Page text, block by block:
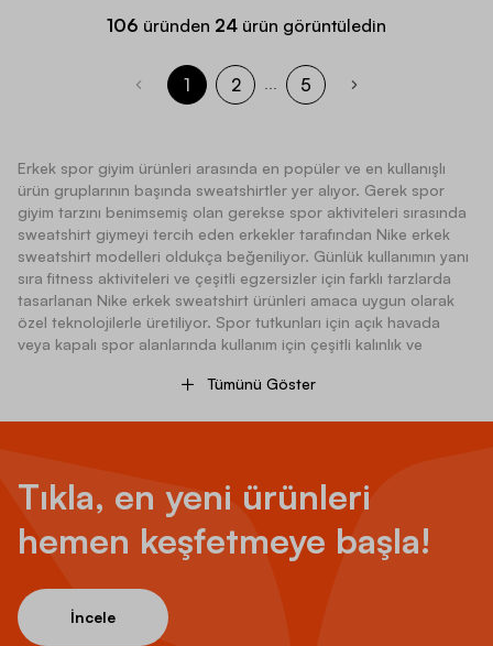
106 üründen 24 ürün görüntüledin
1 2 ... 5
Erkek spor giyim ürünleri arasında en popüler ve en kullanışlı
ürün gruplarının başında sweatshirtler yer alıyor. Gerek spor
giyim tarzını benimsemiş olan gerekse spor aktiviteleri sırasında
sweatshirt giymeyi tercih eden erkekler tarafından Nike erkek
sweatshirt modelleri oldukça beğeniliyor. Günlük kullanımın yanı
sıra fitness aktiviteleri ve çeşitli egzersizler için farklı tarzlarda
tasarlanan Nike erkek sweatshirt ürünleri amaca uygun olarak
özel teknolojilerle üretiliyor. Spor tutkunları için açık havada
veya kapalı spor alanlarında kullanım için çeşitli kalınlık ve
kabiliyetini artıran ve terlemeyi azaltan spor sweatshirt modelleri
etmenize de imkan veriyor. Nike erkek sweatshirt modelleri
arasında kapüşonlu, kapüşonsuz, fermuarlı, cepli veya klasik
modeller yer alıyor. Modern tarzdaki ürünlerin yanı sıra son
dönemin modasına uygun vintage Nike sweatshirt modelleri de
ürün portföyü içerisinde kendine yer buluyor. Bu ürünler
arasından siz de kullanım amacınıza ve zevkinize uygun Nike
erkek sweatshirt modellerini Barcin.com’da rahatlıkla bulabilir ve
Tümünü Göster
Tıkla, en yeni ürünleri
hemen keşfetmeye başla!
İncele